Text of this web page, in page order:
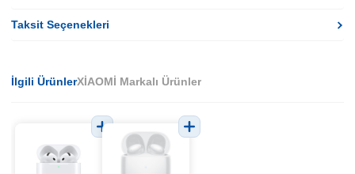
Taksit Seçenekleri
İlgili ÜrünlerXİAOMİ Markalı Ürünler